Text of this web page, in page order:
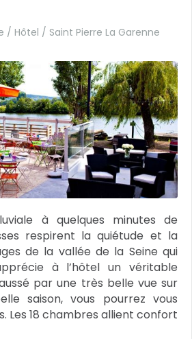
/ Hôtel / Saint Pierre La Garenne
à quelques minutes de
respirent la quiétude et la
de la vallée de la Seine qui
à l’hôtel un véritable
par une très belle vue sur
saison, vous pourrez vous
Les 18 chambres allient confort